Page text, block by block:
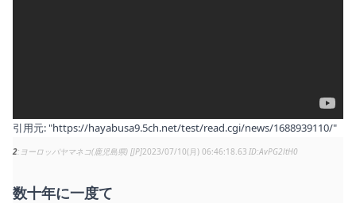
引用元: "https://hayabusa9.5ch.net/test/read.cgi/news/1688939110/"
2 ヨーロッパヤマネコ(鹿児島県) [JP]2023/07/10(月) 06:46:18.63 AvPG2ltH0
数十年に一度て